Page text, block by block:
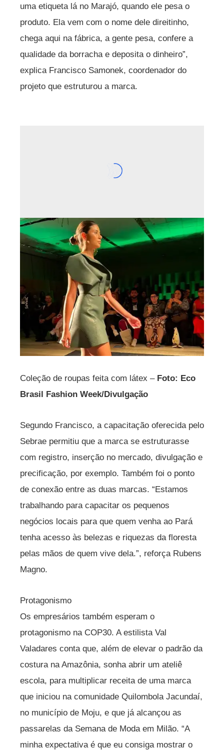
uma etiqueta lá no Marajó, quando ele pesa o
produto. Ela vem com o nome dele direitinho,
chega aqui na fábrica, a gente pesa, confere a
qualidade da borracha e deposita o dinheiro”,
explica Francisco Samonek, coordenador do
projeto que estruturou a marca.
Coleção de roupas feita com látex – Foto: Eco
Brasil Fashion Week/Divulgação
Segundo Francisco, a capacitação oferecida pelo
Sebrae permitiu que a marca se estruturasse
com registro, inserção no mercado, divulgação e
precificação, por exemplo. Também foi o ponto
de conexão entre as duas marcas. “Estamos
trabalhando para capacitar os pequenos
negócios locais para que quem venha ao Pará
tenha acesso às belezas e riquezas da floresta
pelas mãos de quem vive dela.”, reforça Rubens
Magno.
Protagonismo
Os empresários também esperam o
protagonismo na COP30. A estilista Val
Valadares conta que, além de elevar o padrão da
costura na Amazônia, sonha abrir um ateliê
escola, para multiplicar receita de uma marca
que iniciou na comunidade Quilombola Jacundaí,
no município de Moju, e que já alcançou as
passarelas da Semana de Moda em Milão. “A
minha expectativa é que eu consiga mostrar o